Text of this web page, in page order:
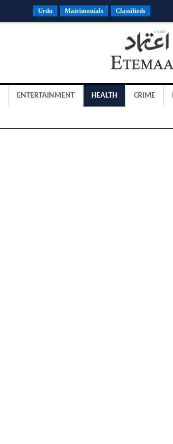
Urdu Matrimonials Classifieds
ENTERTAINMENT HEALTH CRIME